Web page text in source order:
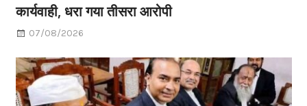
कार्यवाही, धरा गया तीसरा आरोपी
07/08/2026